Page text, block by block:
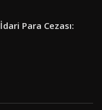
Para Cezası: